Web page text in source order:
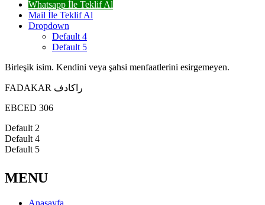
Whatsapp İle Teklif Al
Mail İle Teklif Al
Dropdown
Default 4
Default 5
Birleşik isim. Kendini veya şahsi menfaatlerini esirgemeyen.
FADAKAR راكادف
EBCED 306
Default 2
Default 4
Default 5
MENU
Anasayfa